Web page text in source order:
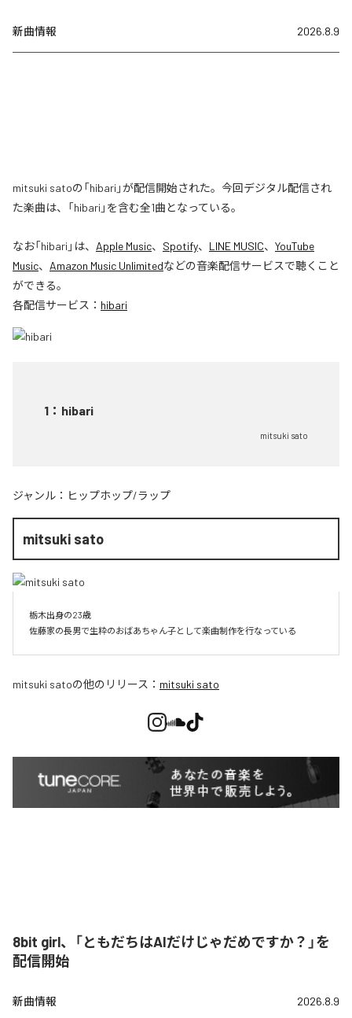
新曲情報 2026.8.9
mitsuki satoの「hibari」が配信開始された。今回デジタル配信され
た楽曲は、「hibari」を含む全1曲となっている。
なお「hibari 」は、 Apple Music、 Spotify、 LINE MUSIC、 YouTube
Music、 Amazon Music Unlimitedなどの音楽配信サービスで聴くこと
ができる。
各配信サービス： hibari
1 ： hibari
mitsuki sato
ジャンル： ヒップホップ/ラップ
mitsuki sato
栃木出身の23歳
佐藤家の長男で生粋のおばあちゃん子として楽曲制作を行なっている
mitsuki satoの他のリリース： mitsuki sato
8bit girl、「ともだちはAIだけじゃだめですか？」を
配信開始
新曲情報 2026.8.9